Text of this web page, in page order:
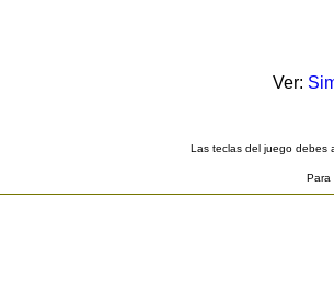
Ver:
Las teclas del juego debes
Para